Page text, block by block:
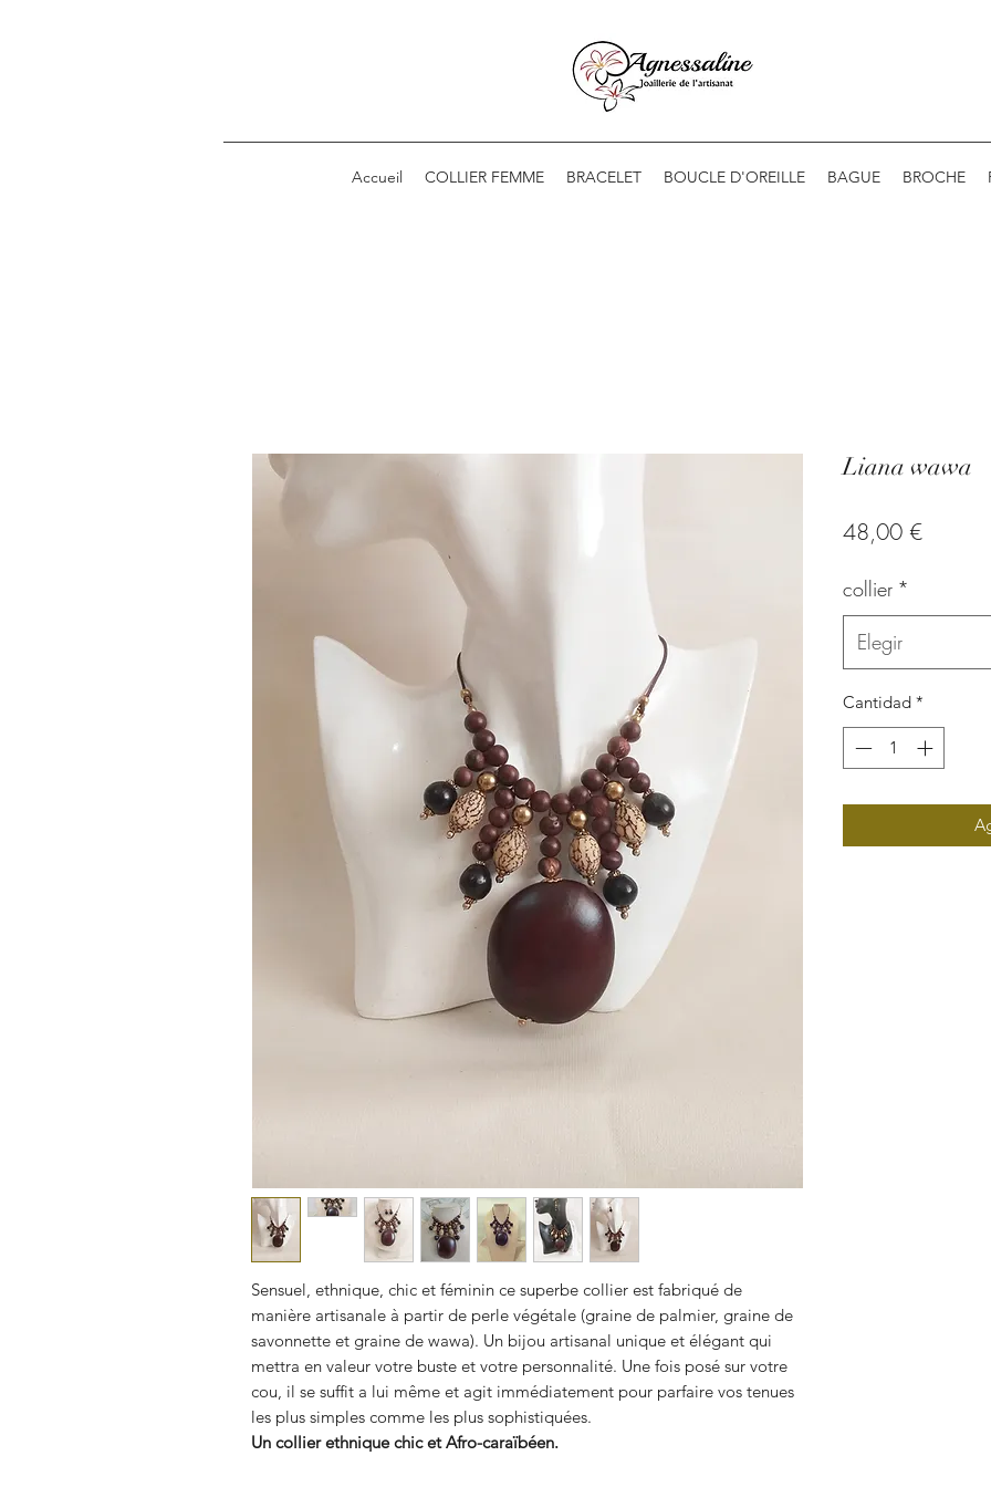
Accueil COLLIER FEMME BRACELET BOUCLE D'OREILLE BAGUE BROCHE
Sensuel, ethnique, chic et féminin ce superbe collier est fabriqué de
manière artisanale à partir de perle végétale (graine de palmier, graine de
savonnette et graine de wawa). Un bijou artisanal unique et élégant qui
mettra en valeur votre buste et votre personnalité. Une fois posé sur votre
cou, il se suffit a lui même et agit immédiatement pour parfaire vos tenues
les plus simples comme les plus sophistiquées.
Un collier ethnique chic et Afro-caraïbéen.
Liana wawa
48,00 €Precio
collier *
Elegir
Cantidad *